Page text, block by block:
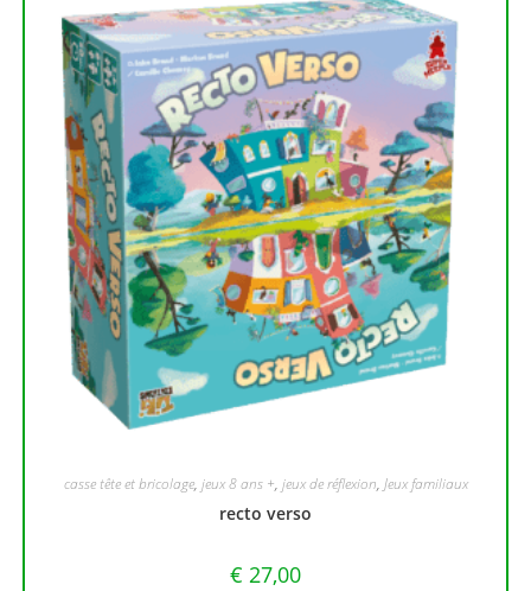
casse tête et bricolage, jeux 8 ans +, jeux de réflexion, Jeux familiaux
recto verso
€ 27,00